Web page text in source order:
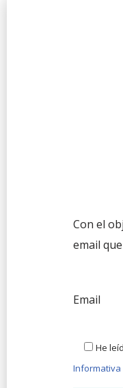
Con el
email
Email
He
Informativa